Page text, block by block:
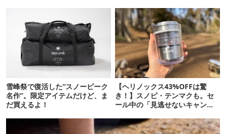
雪峰祭で復活した“スノーピーク
名作”。限定アイテムだけど、ま
だ買えるよ！
【ヘリノックス43%OFFは驚
き！】スノピ・テンマクも。セ
ール中の「見逃せないキャンプ